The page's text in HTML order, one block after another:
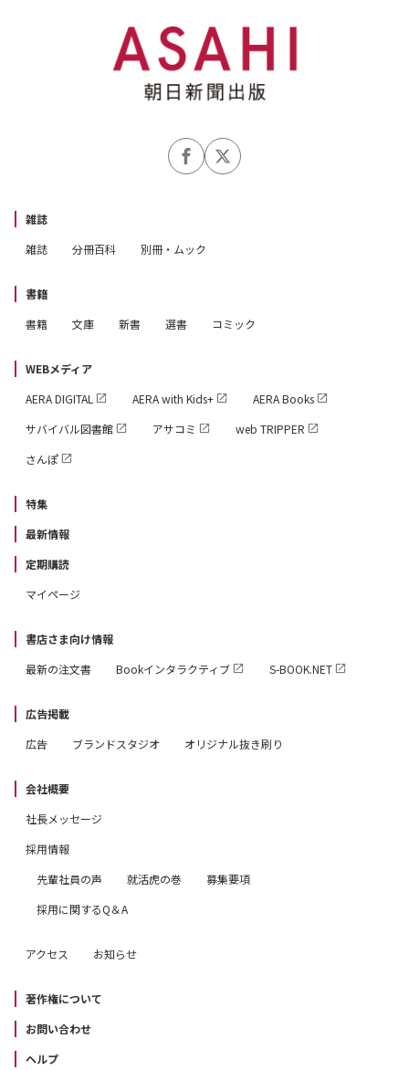
マジックあやとり
…ひもうつし、ゆびわおとし、つかんでにげた 他
雑誌
雑誌
分冊百科 別冊・ムック
書籍
書籍
文庫 新書 選書 コミック
WEBメディア
AERA DIGITAL
AERA with Kids+
AERA Books
サバイバル図書館
アサコミ
web TRIPPER
さんぽ
特集
最新情報
定期購読
マイページ
書店さま向け情報
最新の注文書
Bookインタラクティブ S-BOOK.NET
広告掲載
広告
ブランドスタジオ オリジナル抜き刷り
会社概要
社長メッセージ
採用情報
先輩社員の声
就活虎の巻
募集要項
採用に関するQ＆A
アクセス お知らせ
著作権について
お問い合わせ
ヘルプ